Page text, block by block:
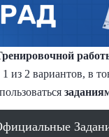
2 вариантов, в